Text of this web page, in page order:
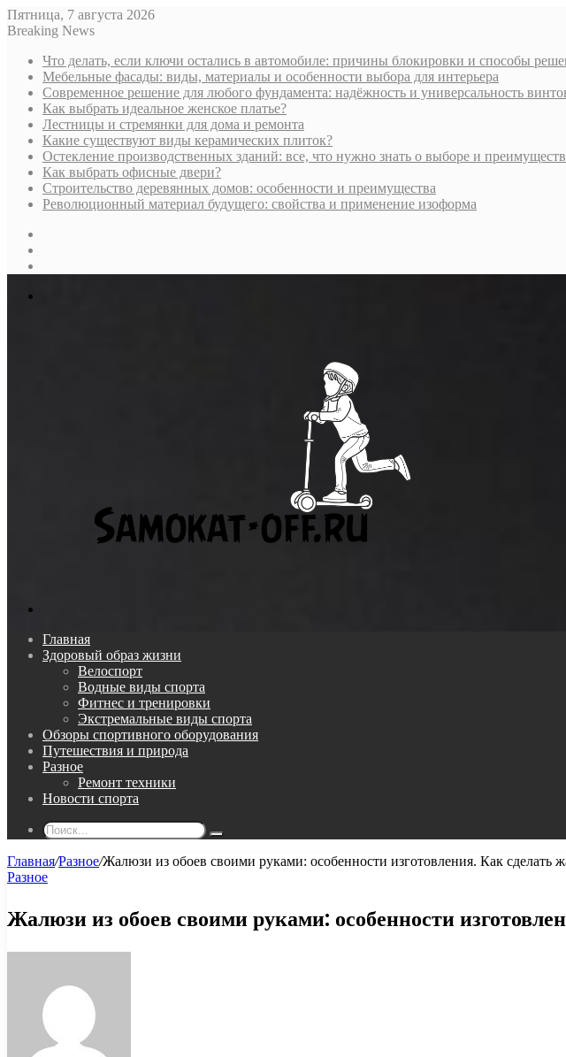
Пятница, 7 августа 2026
Breaking News
Что делать, если ключи остались в автомобиле: причины блокировки и способы
Мебельные фасады: виды, материалы и особенности выбора для интерьера
Современное решение для любого фундамента: надёжность и универсальность
Как выбрать идеальное женское платье?
Лестницы и стремянки для дома и ремонта
Какие существуют виды керамических плиток?
Остекление производственных зданий: все, что нужно знать о выборе и
Как выбрать офисные двери?
Строительство деревянных домов: особенности и преимущества
Революционный материал будущего: свойства и применение изоформа
Главная
Здоровый образ жизни
Велоспорт
Водные виды спорта
Фитнес и тренировки
Экстремальные виды спорта
Обзоры спортивного оборудования
Путешествия и природа
Разное
Ремонт техники
Новости спорта
Поиск...
Главная/Разное/Жалюзи из обоев своими руками: особенности изготовления. Как сделать
Разное
Жалюзи из обоев своими руками: особенности